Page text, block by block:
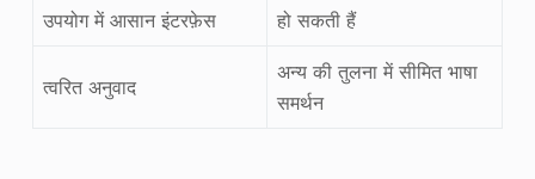
उपयोग में आसान इंटरफ़ेस
हो सकती हैं
त्वरित अनुवाद
अन्य की तुलना में सीमित भाषा
समर्थन